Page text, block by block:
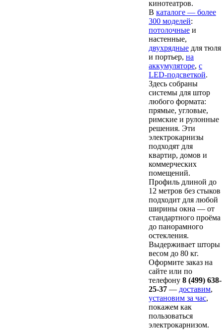
кинотеатров.
В каталоге — более
300 моделей:
потолочные и
настенные,
двухрядные для тюля
и портьер, на
аккумуляторе, с
LED-подсветкой.
Здесь собраны
системы для штор
любого формата:
прямые, угловые,
римские и рулонные
решения. Эти
электрокарнизы
подходят для
квартир, домов и
коммерческих
помещений.
Профиль длиной до
12 метров без стыков
подходит для любой
ширины окна — от
стандартного проёма
до панорамного
остекления.
Выдерживает шторы
весом до 80 кг.
Оформите заказ на
сайте или по
телефону 8 (499) 638-
25-37 — доставим,
установим за час,
покажем как
пользоваться
электрокарнизом.